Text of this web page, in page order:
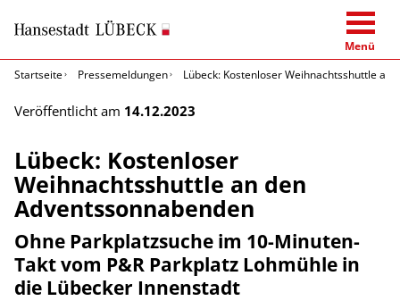
Menü
Startseite
Pressemeldungen Lübeck: Kostenloser Weihnachtsshuttle an
Veröffentlicht am 14.12.2023
Lübeck: Kostenloser
Weihnachtsshuttle an den
Adventssonnabenden
Ohne Parkplatzsuche im 10-Minuten-
Takt vom P&R Parkplatz Lohmühle in
die Lübecker Innenstadt